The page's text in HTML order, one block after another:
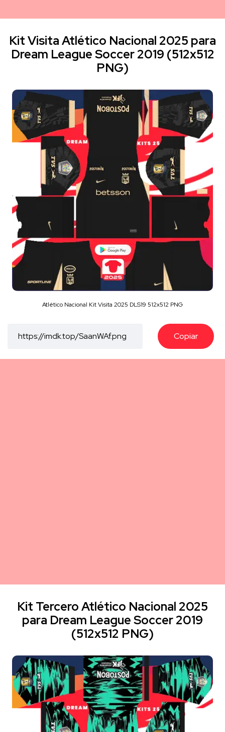
Kit Visita Atlético Nacional 2025 para
Dream League Soccer 2019 (512x512
PNG)
Atlético Nacional Kit Visita 2025 DLS19 512x512 PNG
Copiar
Kit Tercero Atlético Nacional 2025
para Dream League Soccer 2019
(512x512 PNG)